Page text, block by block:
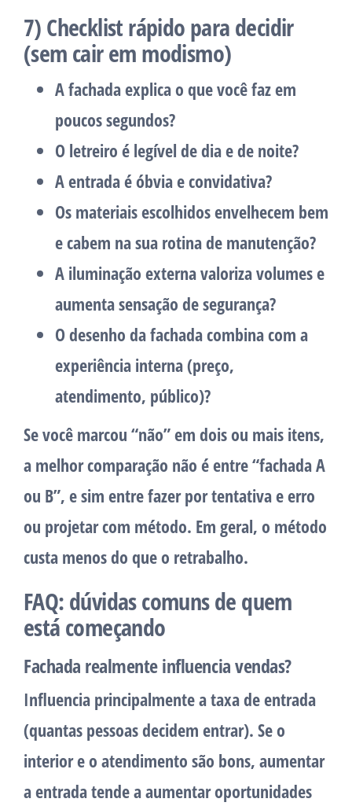
7) Checklist rápido para decidir
(sem cair em modismo)
A fachada explica o que você faz em
poucos segundos?
O letreiro é legível de dia e de noite?
A entrada é óbvia e convidativa?
Os materiais escolhidos envelhecem bem
e cabem na sua rotina de manutenção?
A iluminação externa valoriza volumes e
aumenta sensação de segurança?
O desenho da fachada combina com a
experiência interna (preço,
atendimento, público)?
Se você marcou “não” em dois ou mais itens,
a melhor comparação não é entre “fachada A
ou B”, e sim entrefazer por tentativa e erro
ou projetar com método. Em geral, o método
custa menos do que o retrabalho.
FAQ: dúvidas comuns de quem
está começando
Fachada realmente influencia vendas?
Influencia principalmente ataxa de entrada
(quantas pessoas decidem entrar). Se o
interior e o atendimento são bons, aumentar
a entrada tende a aumentar oportunidades